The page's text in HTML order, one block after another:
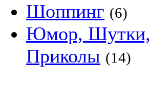
Шоппинг (6)
Юмор, Шутки,
Приколы (14)